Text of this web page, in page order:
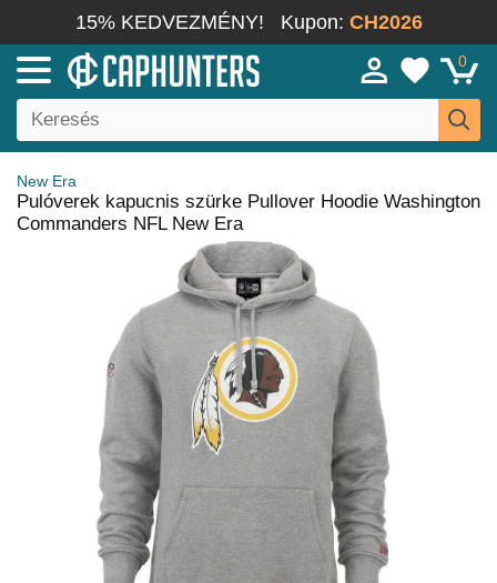
15% KEDVEZMÉNY! Kupon: CH2026
0
New Era
Pulóverek kapucnis szürke Pullover Hoodie Washington
Commanders NFL New Era